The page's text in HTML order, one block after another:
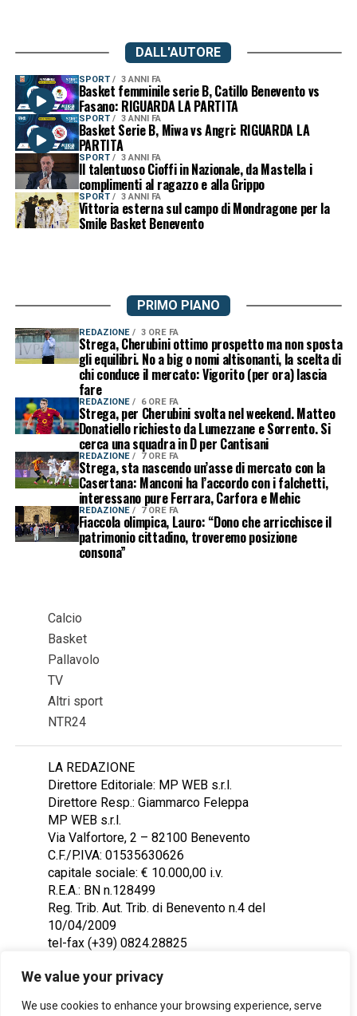
We value your privacy
We use cookies to enhance your browsing experience, serve
DALL'AUTORE
SPORT 3 ANNI FA
Basket femminile serie B, Catillo Benevento vs
Fasano: RIGUARDA LA PARTITA
SPORT 3 ANNI FA
Basket Serie B, Miwa vs Angri: RIGUARDA LA
PARTITA
SPORT 3 ANNI FA
Il talentuoso Cioffi in Nazionale, da Mastella i
complimenti al ragazzo e alla Grippo
SPORT 3 ANNI FA
Vittoria esterna sul campo di Mondragone per la
Smile Basket Benevento
PRIMO PIANO
REDAZIONE 3 ORE FA
Strega, Cherubini ottimo prospetto ma non sposta
gli equilibri. No a big o nomi altisonanti, la scelta di
chi conduce il mercato: Vigorito (per ora) lascia
fare
REDAZIONE 6 ORE FA
Strega, per Cherubini svolta nel weekend. Matteo
Donatiello richiesto da Lumezzane e Sorrento. Si
cerca una squadra in D per Cantisani
REDAZIONE 7 ORE FA
Strega, sta nascendo un’asse di mercato con la
Casertana: Manconi ha l’accordo con i falchetti,
interessano pure Ferrara, Carfora e Mehic
REDAZIONE 7 ORE FA
Fiaccola olimpica, Lauro: “Dono che arricchisce il
patrimonio cittadino, troveremo posizione
consona”
Calcio
Basket
Pallavolo
TV
Altri sport
NTR24
LA REDAZIONE
Direttore Editoriale: MP WEB s.r.l.
Direttore Resp.: Giammarco Feleppa
MP WEB s.r.l.
Via Valfortore, 2 – 82100 Benevento
C.F./P.IVA: 01535630626
capitale sociale: € 10.000,00 i.v.
R.E.A.: BN n.128499
Reg. Trib. Aut. Trib. di Benevento n.4 del
10/04/2009
tel-fax (+39) 0824.28825